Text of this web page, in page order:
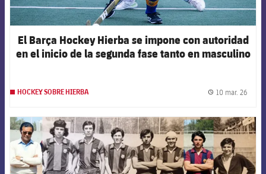
El Barça Hockey Hierba se impone con autoridad
en el inicio de la segunda fase tanto en masculino
HOCKEY SOBRE HIERBA 10 mar. 26
FCB Barcelona badge